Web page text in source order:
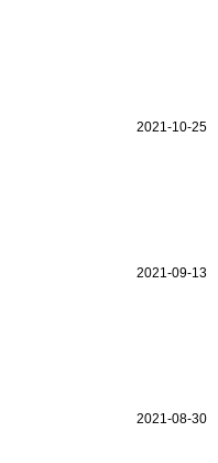
2021-10-25
2021-09-13
2021-08-30